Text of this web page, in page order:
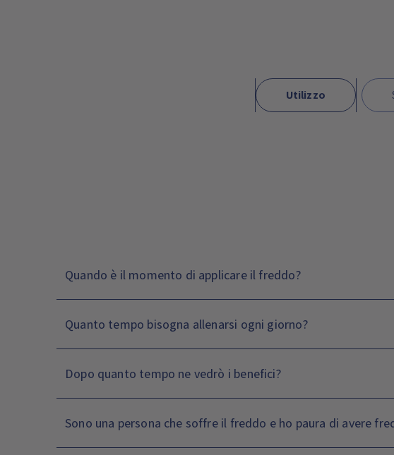
Utilizzo
Quando è il momento di applicare il freddo?
Quanto tempo bisogna allenarsi ogni giorno?
Dopo quanto tempo ne vedrò i benefici?
Sono una persona che soffre il freddo e ho paura di avere